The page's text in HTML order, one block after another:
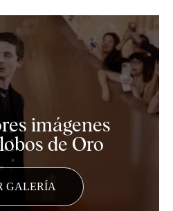
imágenes
de Oro
GALERÍA